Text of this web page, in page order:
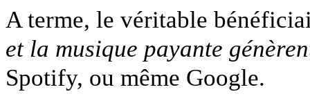
A terme, le véritable
et la musique payante
Spotify, ou même Google.